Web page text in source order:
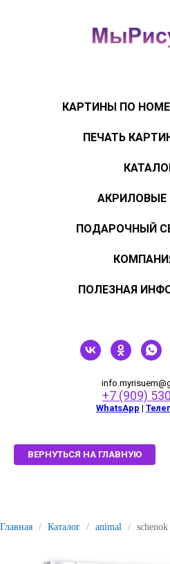
КАРТИНЫ ПО
ПЕЧАТЬ
АКРИЛОВЫЕ
ПОДАРОЧНЫЙ
ПОЛЕЗНАЯ
+7 (909)
WhatsApp |
ВЕРНУТЬСЯ НА ГЛАВНУЮ
Главная / Каталог / animal /